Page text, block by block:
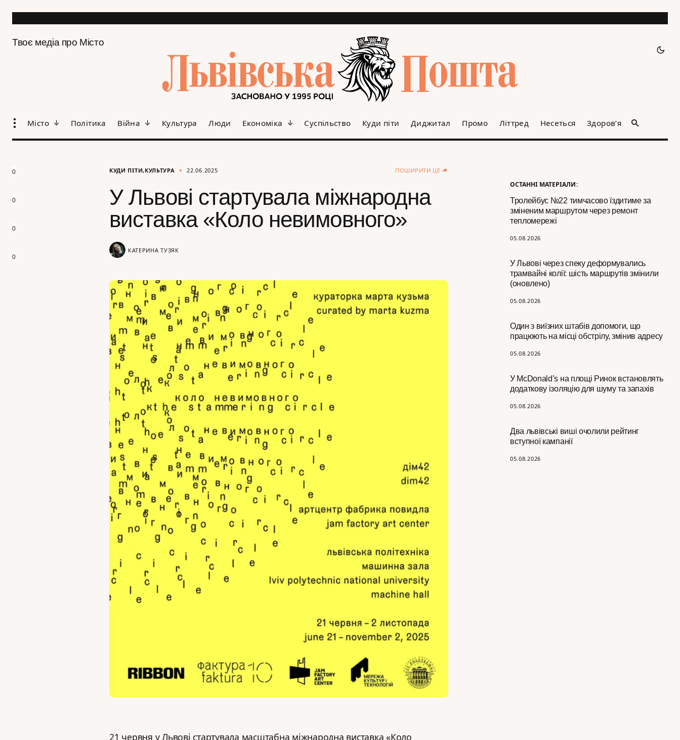
Твоє медіа про Місто
Місто Політика Війна Культура Люди Економіка Суспільство Куди піти Диджитал Промо Літтред Несеться Здоров’я
ОСТАННІ МАТЕРІАЛИ:
Тролейбус №22 тимчасово їздитиме за
зміненим маршрутом через ремонт
тепломережі
05.08.2026
У Львові через спеку деформувались
трамвайні колії: шість маршрутів змінили
(оновлено)
05.08.2026
Один з виїзних штабів допомоги, що
працюють на місці обстрілу, змінив адресу
05.08.2026
У McDonald’s на площі Ринок встановлять
додаткову ізоляцію для шуму та запахів
05.08.2026
Два львівські виші очолили рейтинг
вступної кампанії
05.08.2026
КУДИ ПІТИ КУЛЬТУРА 22.06.2025 ПОШИРИТИ ЦЕ
У Львові стартувала міжнародна
виставка «Коло невимовного»
КАТЕРИНА ТУЗЯК
21 червня у Львові стартувала масштабна міжнародна виставка «Коло
0
0
0
0